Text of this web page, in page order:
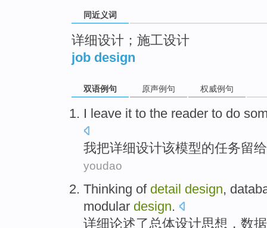
同近义词
详细设计；施工设计
job design
双语例句 原声例句 权威例句
I leave it to the reader to do
我把详细设计该模型的任务留
youdao
Thinking of detail design,
modular design.
详细论述了总体设计思想 ， 数